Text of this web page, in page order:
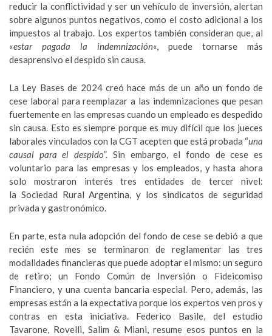
reducir la conflictividad y ser un vehículo de inversión, alertan
sobre algunos puntos negativos, como el costo adicional a los
impuestos al trabajo. Los expertos también consideran que, al
«estar pagada la indemnización«, puede tornarse más
desaprensivo el despido sin causa.
La Ley Bases de 2024 creó hace más de un año un fondo de
cese laboral para reemplazar a las indemnizaciones que pesan
fuertemente en las empresas cuando un empleado es despedido
sin causa. Esto es siempre porque es muy difícil que los jueces
laborales vinculados con la CGT acepten que está probada “una
causal para el despido”. Sin embargo, el fondo de cese es
voluntario para las empresas y los empleados, y hasta ahora
solo mostraron interés tres entidades de tercer nivel:
la Sociedad Rural Argentina, y los sindicatos de seguridad
privada y gastronómico.
En parte, esta nula adopción del fondo de cese se debió a que
recién este mes se terminaron de reglamentar las tres
modalidades financieras que puede adoptar el mismo: un seguro
de retiro; un Fondo Común de Inversión o Fideicomiso
Financiero, y una cuenta bancaria especial. Pero, además, las
empresas están a la expectativa porque los expertos ven pros y
contras en esta iniciativa. Federico Basile, del estudio
Tavarone, Rovelli, Salim & Miani, resume esos puntos en la